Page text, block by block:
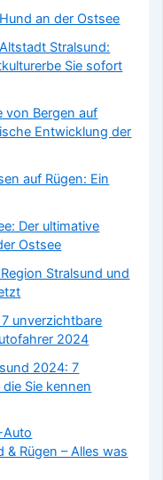
an der Ostsee
Stralsund:
Sie sofort
von Bergen auf
Entwicklung der
auf Rügen: Ein
Der ultimative
Ostsee
Stralsund und
unverzichtbare
2024
2024: 7
Sie kennen
Auto
Rügen – Alles was